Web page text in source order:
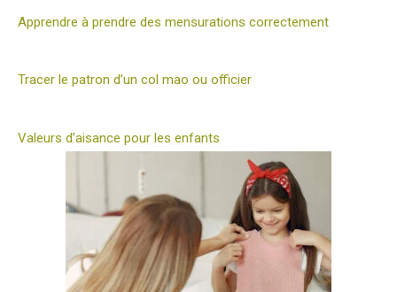
Apprendre à prendre des mensurations correctement
Tracer le patron d’un col mao ou officier
Valeurs d’aisance pour les enfants